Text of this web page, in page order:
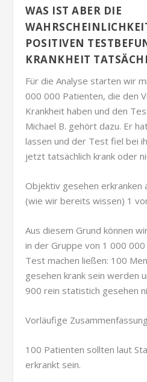
WAS IST ABER DIE
POSITIVEN
KRANKHEIT
Für die Analyse starten wir
000 000 Patienten, die den
Krankheit haben und den
Michael B. gehört dazu. Er
lassen und der Test fiel bei
jetzt tatsächlich krank oder
Objektiv gesehen erkranken
(wie wir bereits wissen) 1
Aus diesem Grund können
in der Gruppe von 1 000
Test machen ließen: 100
gesehen krank sein werden
900 rein statistich gesehen
Vorläufige
100 Patienten sollten laut
erkrankt sein.